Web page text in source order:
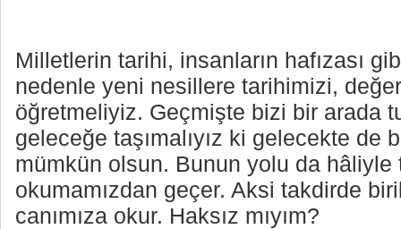
Milletlerin tarihi, insanların hafızası
nedenle yeni nesillere tarihimizi,
öğretmeliyiz. Geçmişte bizi bir arada
geleceğe taşımalıyız ki gelecekte de
mümkün olsun. Bunun yolu da hâliyle
okumamızdan geçer. Aksi takdirde
canımıza okur. Haksız mıyım?